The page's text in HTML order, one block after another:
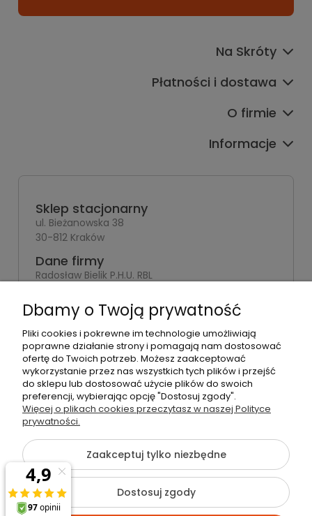
Na Skróty
Płatności i dostawa
O firmie
Informacje
Sklep stacjonarny
ul. Bieżanowska 38
30-812 Kraków
Dane firmy
Radosław Bielik P.H.U. RBL
ul. Muzyków 6
NIP: 679-251-35-10
REGON: 120463253
©2026 Wszelkie Prawa Zastrzeżone | rbl24.pl
Szablon Flex byEcommercy
Pokaż pełną wersję strony
Dbamy o Twoją prywatność
Pliki cookies i pokrewne im technologie umożliwiają
poprawne działanie strony i pomagają nam dostosować
ofertę do Twoich potrzeb. Możesz zaakceptować
wykorzystanie przez nas wszystkich tych plików i przejść
do sklepu lub dostosować użycie plików do swoich
preferencji, wybierając opcję "Dostosuj zgody".
Więcej o plikach cookies przeczytasz w naszej Polityce
prywatności.
Zaakceptuj tylko niezbędne
Dostosuj zgody